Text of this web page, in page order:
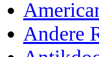
Andere